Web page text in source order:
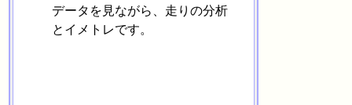
データを見ながら、走りの分析
とイメトレです。